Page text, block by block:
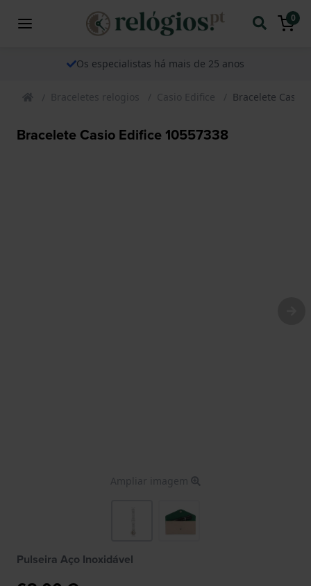
0
Os especialistas há mais de 25 anos
Braceletes relogios Casio Edifice Bracelete Casio
Bracelete Casio Edifice 10557338
Ampliar imagem
Pulseira Aço Inoxidável